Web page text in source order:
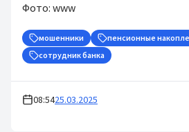
Фото: www
мошенники
пенсионные
сотрудник банка
08:5425.03.2025